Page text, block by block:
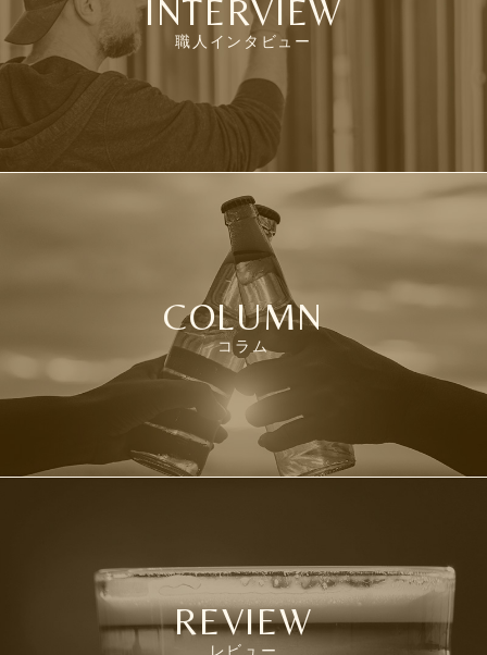
INTERVIEW
職人インタビュー
COLUMN
コラム
REVIEW
レビュー